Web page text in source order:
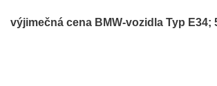
výjimečná cena BMW-vozidla Typ E34;